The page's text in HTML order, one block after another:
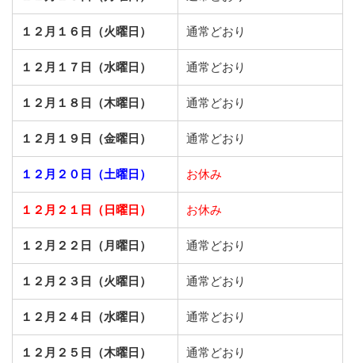
１２月１６日（火曜日） 通常どおり
１２月１７日（水曜日） 通常どおり
１２月１８日（木曜日） 通常どおり
１２月１９日（金曜日） 通常どおり
１２月２０日（土曜日） お休み
１２月２１日（日曜日） お休み
１２月２２日（月曜日） 通常どおり
１２月２３日（火曜日） 通常どおり
１２月２４日（水曜日） 通常どおり
１２月２５日（木曜日） 通常どおり